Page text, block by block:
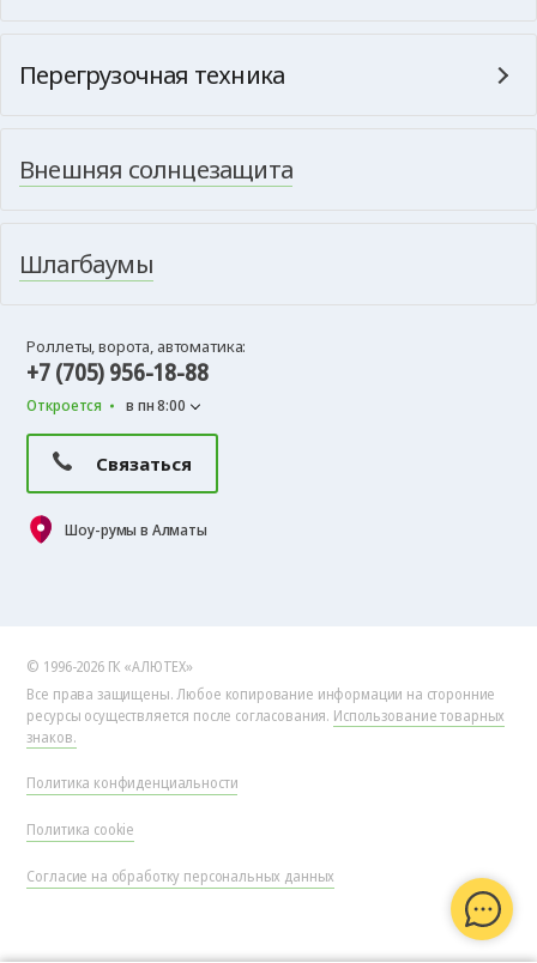
Перегрузочная техника
Внешняя солнцезащита
Шлагбаумы
Роллеты, ворота, автоматика:
+7 (705) 956-18-88
Откроется в пн 8:00
Связаться
Шоу-румы в Алматы
© 1996-2026 ГК «АЛЮТЕХ»
Все права защищены. Любое копирование информации на сторонние
ресурсы осуществляется после согласования. Использование товарных
знаков.
Политика конфиденциальности
Политика cookie
Согласие на обработку персональных данных